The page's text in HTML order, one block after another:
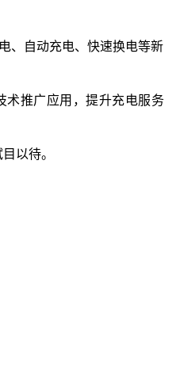
、自动充电、快速换电等新
术推广应用，提升充电服务
以待。